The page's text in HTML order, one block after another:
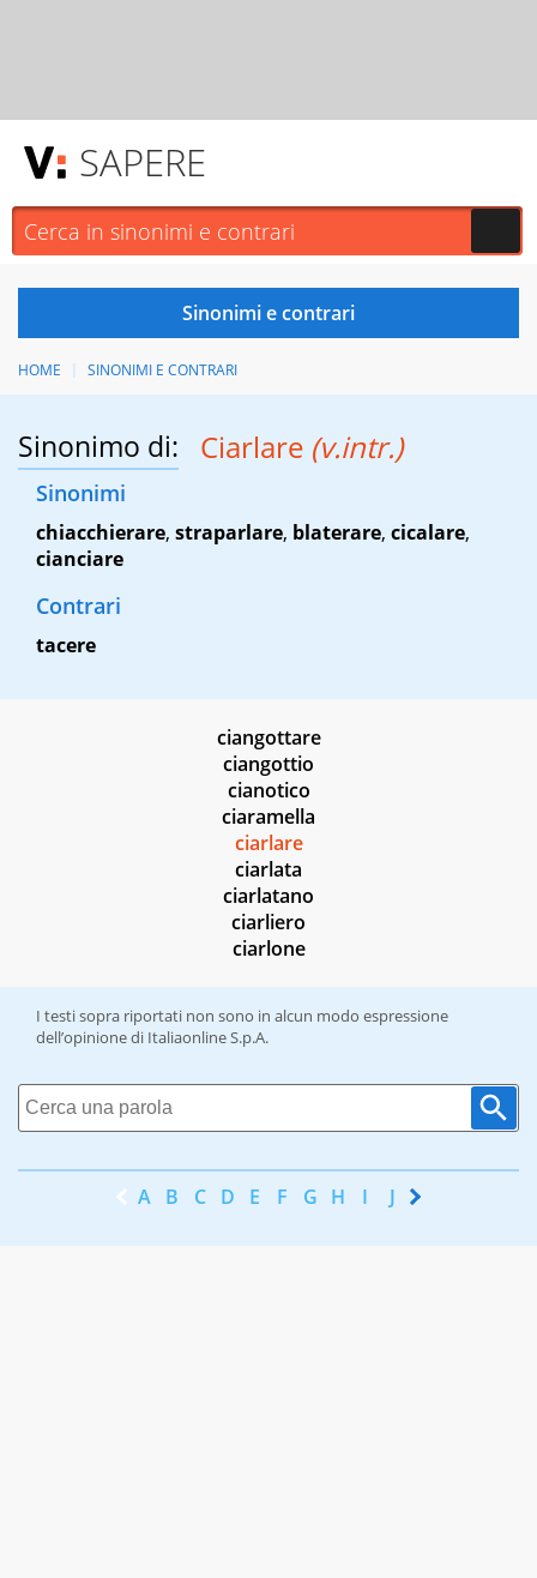
SAPERE
HOME SINONIMI E CONTRARI
Sinonimo di: Ciarlare (v.intr.)
Sinonimi
chiacchierare, straparlare, blaterare, cicalare,
cianciare
Contrari
tacere
ciangottare
ciangottio
cianotico
ciaramella
ciarlare
ciarlata
ciarlatano
ciarliero
ciarlone
I testi sopra riportati non sono in alcun modo espressione
dell’opinione di Italiaonline S.p.A.
A B C D E F G H I J K